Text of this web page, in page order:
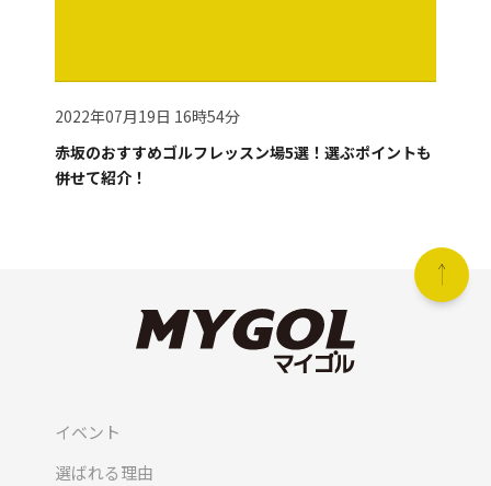
2022年07月19日 16時54分
赤坂のおすすめゴルフレッスン場5選！選ぶポイントも
併せて紹介！
イベント
選ばれる理由